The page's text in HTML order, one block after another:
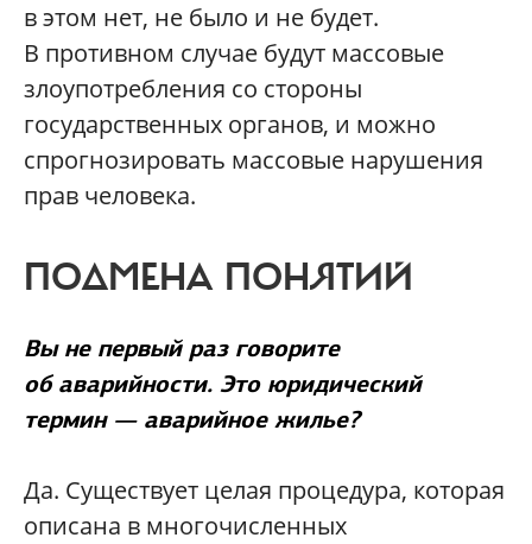
в этом нет, не было и не будет.
В противном случае будут массовые
злоупотребления со стороны
государственных органов, и можно
спрогнозировать массовые нарушения
прав человека.
ПОДМЕНА ПОНЯТИЙ
Вы не первый раз говорите
об аварийности. Это юридический
термин — аварийное жилье?
Да. Существует целая процедура, которая
описана в многочисленных